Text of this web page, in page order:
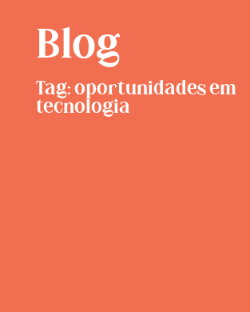
Blog
Tag: oportunidades em
tecnologia